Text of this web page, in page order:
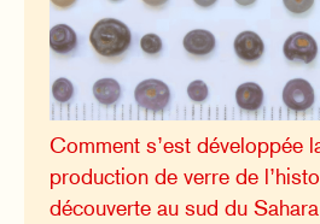
Comment s’est développée
production de verre de
découverte au sud du